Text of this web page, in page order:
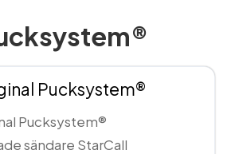
Pucksystem®
Pucksystem®
sändare StarCall